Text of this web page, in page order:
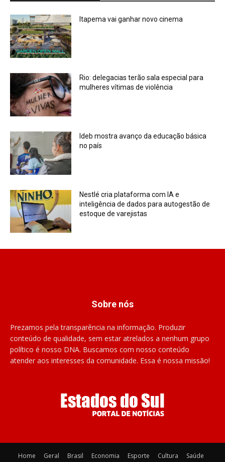
Itapema vai ganhar novo cinema
Rio: delegacias terão sala especial para
mulheres vítimas de violência
Ideb mostra avanço da educação básica
no país
Nestlé cria plataforma com IA e
inteligência de dados para autogestão de
estoque de varejistas
Sobre nós
Prezamos pela transparência na informação. Produzir
conteúdo de qualidade, sem estar atrelados a nenhum grupo
político é nosso DNA. Buscamos com nosso conteúdo
atender aos interesses da comunidade. Essa é nossa missão!
Home Geral Brasil Economia Esporte Cultura Saúde